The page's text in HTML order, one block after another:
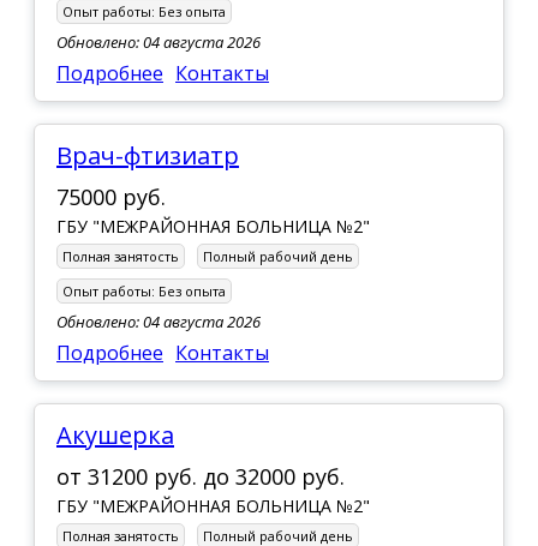
Опыт работы: Без опыта
Обновлено: 04 августа 2026
Подробнее Контакты
Врач-фтизиатр
75000 руб.
ГБУ "МЕЖРАЙОННАЯ БОЛЬНИЦА №2"
Полная занятость
Полный рабочий день
Опыт работы: Без опыта
Обновлено: 04 августа 2026
Подробнее Контакты
Акушерка
от 31200 руб. до 32000 руб.
ГБУ "МЕЖРАЙОННАЯ БОЛЬНИЦА №2"
Полная занятость
Полный рабочий день